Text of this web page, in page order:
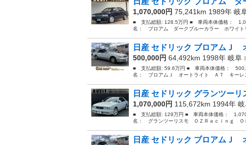
1,070,000円 75,241km 1989年 岐
■ 支払総額: 128.5万円 ■ 車両本体価格：
名： ブロアム ダークブルーカラー ホワイト
日産 セドリック ブロアム
500,000円 64,492km 1998年 岐阜
■ 支払総額: 59.6万円 ■ 車両本体価格：
名： ブロアムＪ オートライト ＡＴ キーレ
日産 セドリック グランツー
1,070,000円 115,672km 1994年
■ 支払総額: 129万円 ■ 車両本体価格：
名： グランツーリスモ ＯＺＲａｃｉｎｇ
日産 セドリック ブロアム